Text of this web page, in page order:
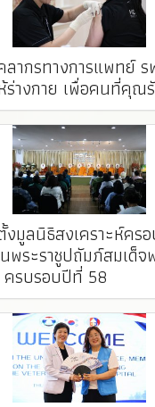
ากรทางการแพทย์
ร่างกาย เพื่อคนที่คุณ
มูลนิธิสงเคราะห์คร
พระราชูปถัมภ์สมเด็
ครบรอบปีที่ 58